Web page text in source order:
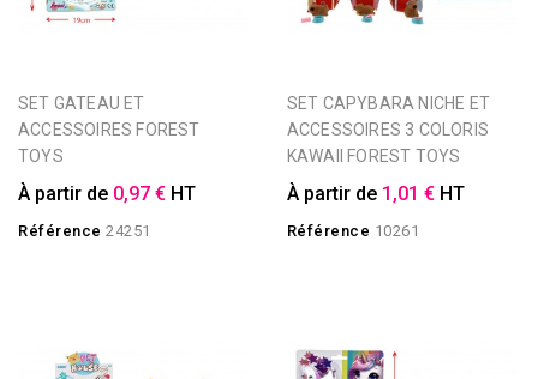
SET GATEAU ET
ACCESSOIRES FOREST
TOYS
À partir de 0,97 € HT
Référence 24251
SET CAPYBARA NICHE ET
ACCESSOIRES 3 COLORIS
KAWAII FOREST TOYS
À partir de 1,01 € HT
Référence 10261